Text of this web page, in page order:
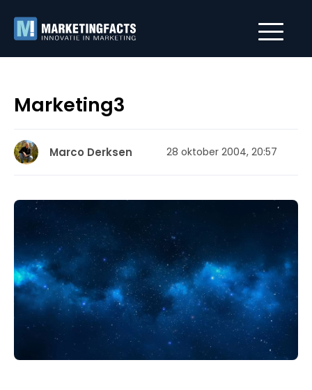
Marketing3
Marco Derksen 28 oktober 2004, 20:57